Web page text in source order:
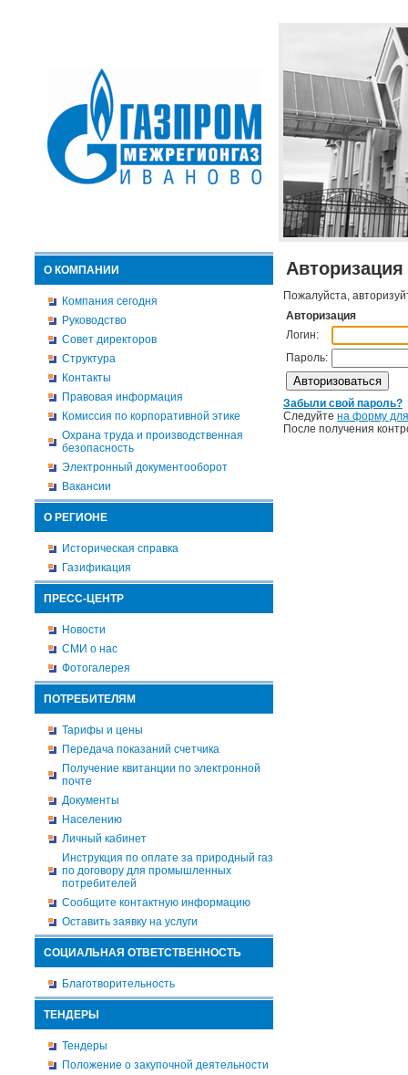
О КОМПАНИИ
Компания сегодня
Руководство
Совет директоров
Структура
Контакты
Правовая информация
Комиссия по корпоративной этике
Охрана труда и производственная
безопасность
Электронный документооборот
Вакансии
О РЕГИОНЕ
Историческая справка
Газификация
ПРЕСС-ЦЕНТР
Новости
СМИ о нас
Фотогалерея
ПОТРЕБИТЕЛЯМ
Тарифы и цены
Передача показаний счетчика
Получение квитанции по электронной
почте
Документы
Населению
Личный кабинет
Инструкция по оплате за природный газ
по договору для промышленных
потребителей
Сообщите контактную информацию
Оставить заявку на услуги
СОЦИАЛЬНАЯ ОТВЕТСТВЕННОСТЬ
Благотворительность
ТЕНДЕРЫ
Тендеры
Положение о закупочной деятельности
Авторизация
Пожалуйста,
Авторизация
Логин:
Пароль:
Забыли свой пароль?
Следуйте на форму
После получения